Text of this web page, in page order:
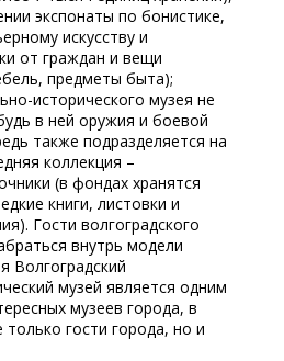
экспонаты по бонистике,
искусству и
от граждан и вещи
предметы быта);
исторического музея не
в ней оружия и боевой
также подразделяется на
коллекция –
(в фондах хранятся
книги, листовки и
Гости волгоградского
внутрь модели
Волгоградский
музей является одним
музеев города, в
гости города, но и